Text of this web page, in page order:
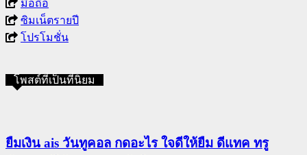
มือถือ
ซิมเน็ตรายปี
โปรโมชั่น
โพสต์ที่เป็นที่นิยม
ยืมเงิน ais วันทูคอล กดอะไร ใจดีให้ยืม ดีแทค ทรู